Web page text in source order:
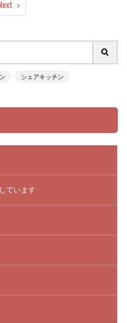
Next
シェアキッチン
ています